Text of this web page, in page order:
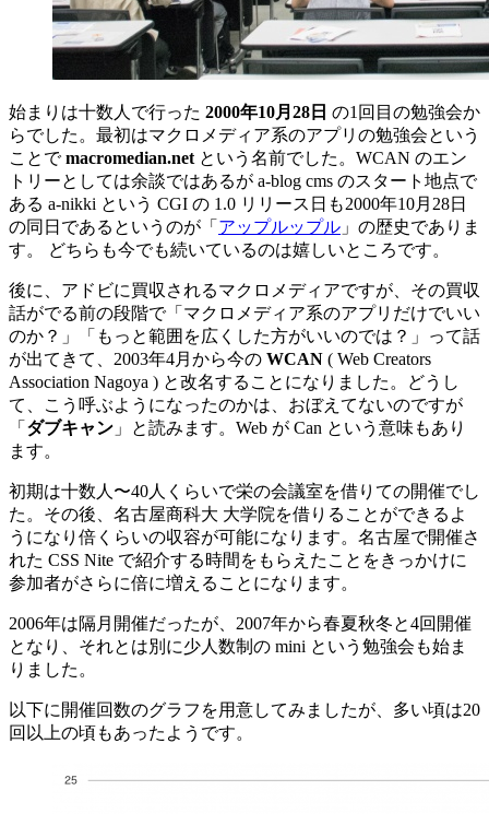
始まりは十数人で行った 2000年10月28日 の1回目の勉強会か
らでした。最初はマクロメディア系のアプリの勉強会という
ことでmacromedian.net という名前でした。WCAN のエン
トリーとしては余談ではあるが a-blog cms のスタート地点で
ある a-nikki という CGI の 1.0 リリース日も2000年10月28日
の同日であるというのが「 アップルップル 」の歴史でありま
す。 どちらも今でも続いているのは嬉しいところです。
後に、アドビに買収されるマクロメディアですが、その買収
話がでる前の段階で「マクロメディア系のアプリだけでいい
のか？」「もっと範囲を広くした方がいいのでは？」って話
が出てきて、2003年4月から今の WCAN ( Web Creators
Association Nagoya ) と改名することになりました。どうし
て、こう呼ぶようになったのかは、おぼえてないのですが
「 ダブキャン 」と読みます。Web が Can という意味もあり
ます。
初期は十数人〜40人くらいで栄の会議室を借りての開催でし
た。その後、名古屋商科大 大学院を借りることができるよ
うになり倍くらいの収容が可能になります。名古屋で開催さ
れた CSS Nite で紹介する時間をもらえたことをきっかけに
参加者がさらに倍に増えることになります。
2006年は隔月開催だったが、2007年から春夏秋冬と4回開催
となり、それとは別に少人数制の mini という勉強会も始ま
りました。
以下に開催回数のグラフを用意してみましたが、多い頃は20
回以上の頃もあったようです。